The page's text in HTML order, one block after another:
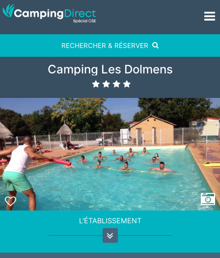
RECHERCHER & RÉSERVER
Camping Les Dolmens
L'ÉTABLISSEMENT